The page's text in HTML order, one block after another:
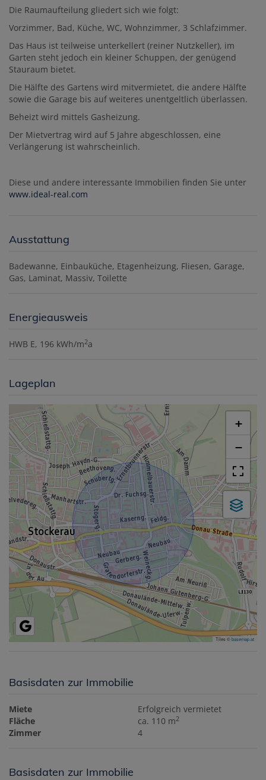
Die Raumaufteilung gliedert sich wie folgt:
Vorzimmer, Bad, Küche, WC, Wohnzimmer, 3 Schlafzimmer.
Das Haus ist teilweise unterkellert (reiner Nutzkeller), im
Garten steht jedoch ein kleiner Schuppen, der genügend
Stauraum bietet.
Die Hälfte des Gartens wird mitvermietet, die andere Hälfte
sowie die Garage bis auf weiteres unentgeltlich überlassen.
Beheizt wird mittels Gasheizung.
Der Mietvertrag wird auf 5 Jahre abgeschlossen, eine
Verlängerung ist wahrscheinlich.
Diese und andere interessante Immobilien finden Sie unter
www.ideal-real.com
Ausstattung
Badewanne Einbauküche Etagenheizung Fliesen Garage
Gas Laminat Massiv Toilette
Energieausweis
HWB E, 196 kWh/m2a
Lageplan
+
−
Tiles ©basemap.at
Basisdaten zur Immobilie
Miete
Erfolgreich vermietet
Fläche
ca. 110 m2
Zimmer 4
Basisdaten zur Immobilie